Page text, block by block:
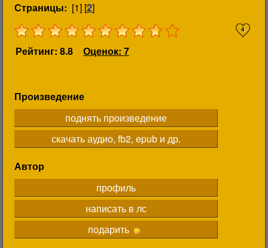
Страницы: [1] [2]
4
Рейтинг: 8.8 Оценок: 7
Произведение
поднять произведение
скачать аудио, fb2, epub и др.
Автор
профиль
написать в лс
подарить